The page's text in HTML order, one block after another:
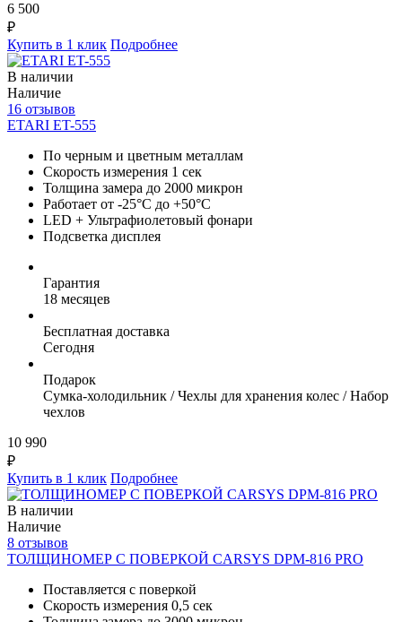
6 500
₽
Купить в 1 клик Подробнее
В наличии
Наличие
16 отзывов
ETARI ET-555
По черным и цветным металлам
Скорость измерения 1 сек
Толщина замера до 2000 микрон
Работает от -25°C до +50°C
LED + Ультрафиолетовый фонари
Подсветка дисплея
Гарантия
18 месяцев
Бесплатная доставка
Сегодня
Подарок
Сумка-холодильник / Чехлы для хранения колес / Набор
чехлов
10 990
₽
Купить в 1 клик Подробнее
В наличии
Наличие
8 отзывов
ТОЛЩИНОМЕР С ПОВЕРКОЙ CARSYS DPM-816 PRO
Поставляется с поверкой
Скорость измерения 0,5 сек